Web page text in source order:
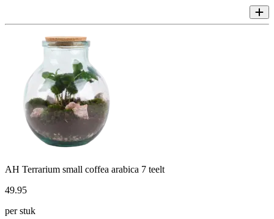
AH Terrarium small coffea arabica 7 teelt
49.95
per stuk